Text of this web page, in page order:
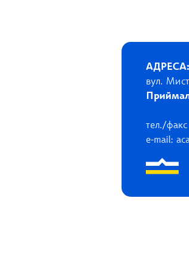
АДРЕСА:
вул.
тел./
e-mail: